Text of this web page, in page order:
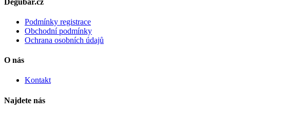
Podmínky registrace
Obchodní podmínky
Ochrana osobních údajů
O nás
Kontakt
Najdete nás